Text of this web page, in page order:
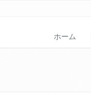
ホーム